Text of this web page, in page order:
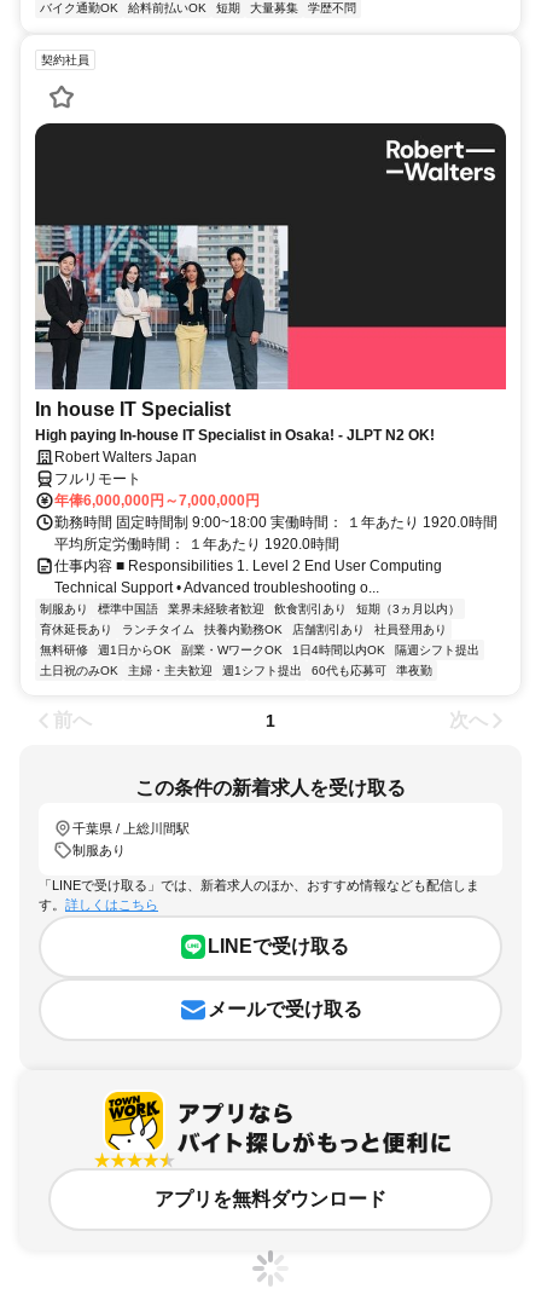
バイク通勤OK
給料前払いOK 短期 大量募集 学歴不問
契約社員
In house IT Specialist
High paying In-house IT Specialist in Osaka! - JLPT N2 OK!
Robert Walters Japan
フルリモート
年俸6,000,000円～7,000,000円
勤務時間 固定時間制 9:00~18:00 実働時間： １年あたり 1920.0時間
平均所定労働時間： １年あたり 1920.0時間
仕事内容 ■ Responsibilities 1. Level 2 End User Computing
Technical Support • Advanced troubleshooting o...
制服あり 標準中国語 業界未経験者歓迎 飲食割引あり
短期（3ヵ月以内）
育休延長あり
ランチタイム 扶養内勤務OK 店舗割引あり
社員登用あり
無料研修
週1日からOK 副業・WワークOK 1日4時間以内OK
隔週シフト提出
土日祝のみOK
主婦・主夫歓迎 週1シフト提出 60代も応募可 準夜勤
前へ 1 次へ
この条件の新着求人を受け取る
千葉県 / 上総川間駅
制服あり
「LINEで受け取る」では、新着求人のほか、おすすめ情報なども配信しま
す。 詳しくはこちら
LINEで受け取る
メールで受け取る
アプリを無料ダウンロード